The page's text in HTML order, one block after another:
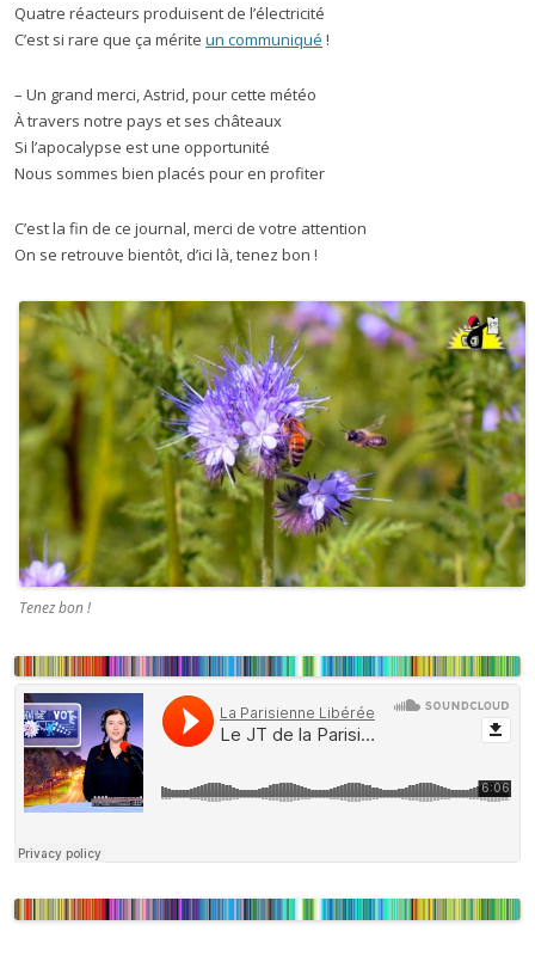
Quatre réacteurs produisent de l’électricité
C’est si rare que ça mérite un communiqué !
– Un grand merci, Astrid, pour cette météo
À travers notre pays et ses châteaux
Si l’apocalypse est une opportunité
Nous sommes bien placés pour en profiter
C’est la fin de ce journal, merci de votre attention
On se retrouve bientôt, d’ici là, tenez bon !
Tenez bon !